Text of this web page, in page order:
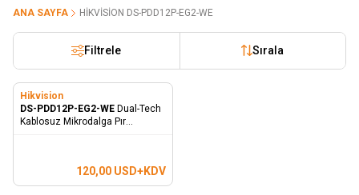
ANA SAYFA HIKVISION DS-PDD12P-EG2-WE
Filtrele Sırala
Hikvision
DS-PDD12P-EG2-WE Dual-Tech
Kablosuz Mikrodalga Pır
120,00 USD+KDV